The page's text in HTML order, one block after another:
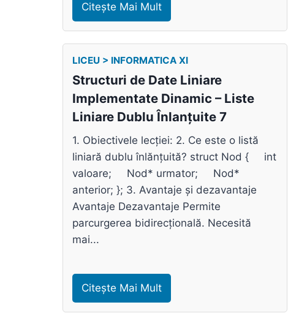
Citește Mai Mult
LICEU > INFORMATICA XI
Structuri de Date Liniare
Implementate Dinamic – Liste
Liniare Dublu Înlanțuite 7
1. Obiectivele lecției: 2. Ce este o listă
liniară dublu înlănțuită? struct Nod { int
valoare; Nod* urmator; Nod*
anterior; }; 3. Avantaje și dezavantaje
Avantaje Dezavantaje Permite
parcurgerea bidirecțională. Necesită
mai...
Citește Mai Mult